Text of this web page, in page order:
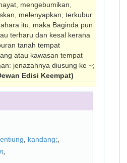
mengebumikan,
melenyapkan; terkubur
itu, maka Baginda pun
terharu dan kesal kerana
tanah tempat
atau kawasan tempat
jenazahnya diusung ke ~;
Edisi Keempat)
kandang;